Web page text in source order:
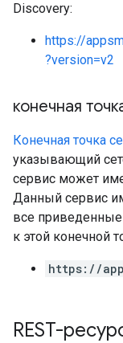
Discovery:
https://
?version=v2
конечная
Конечная точка
указывающий
сервис может
Данный сервис
все
к этой конечной
https://
REST-